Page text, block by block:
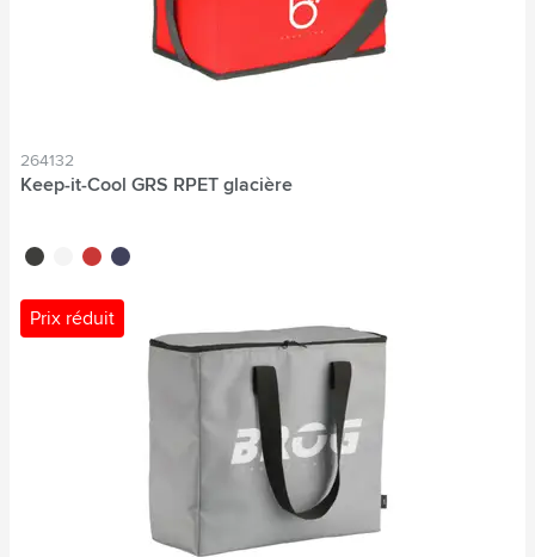
264132
Keep-it-Cool GRS RPET glacière
noir blancrougebleu marine
Prix réduit